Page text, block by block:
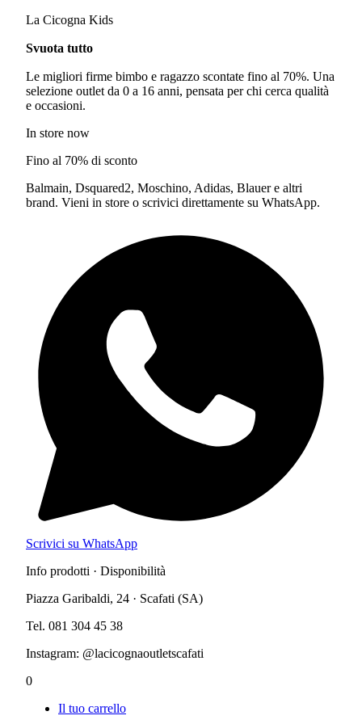
La Cicogna Kids
Svuota tutto
Le migliori firme bimbo e ragazzo scontate fino al 70%. Una
selezione outlet da 0 a 16 anni, pensata per chi cerca qualità
e occasioni.
In store now
Fino al 70% di sconto
Balmain, Dsquared2, Moschino, Adidas, Blauer e altri
brand. Vieni in store o scrivici direttamente su WhatsApp.
Scrivici su WhatsApp
Info prodotti · Disponibilità
Piazza Garibaldi, 24 · Scafati (SA)
Tel. 081 304 45 38
Instagram: @lacicognaoutletscafati
0
Il tuo carrello